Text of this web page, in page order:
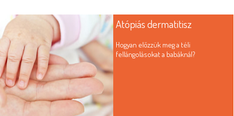
Atópiás dermatitisz
Hogyan előzzük meg a téli
fellángolásokat a babáknál?